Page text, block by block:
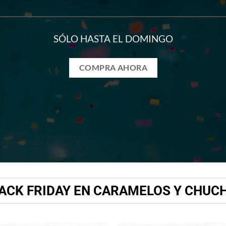
SÓLO HASTA EL DOMINGO
COMPRA AHORA
FRIDAY EN CARAMELOS Y